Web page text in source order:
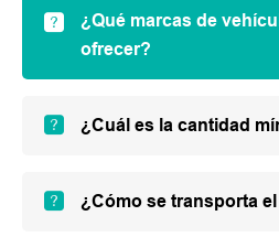
¿Qué marcas de
ofrecer?
¿Cuál es la cantidad
¿Cómo se transporta